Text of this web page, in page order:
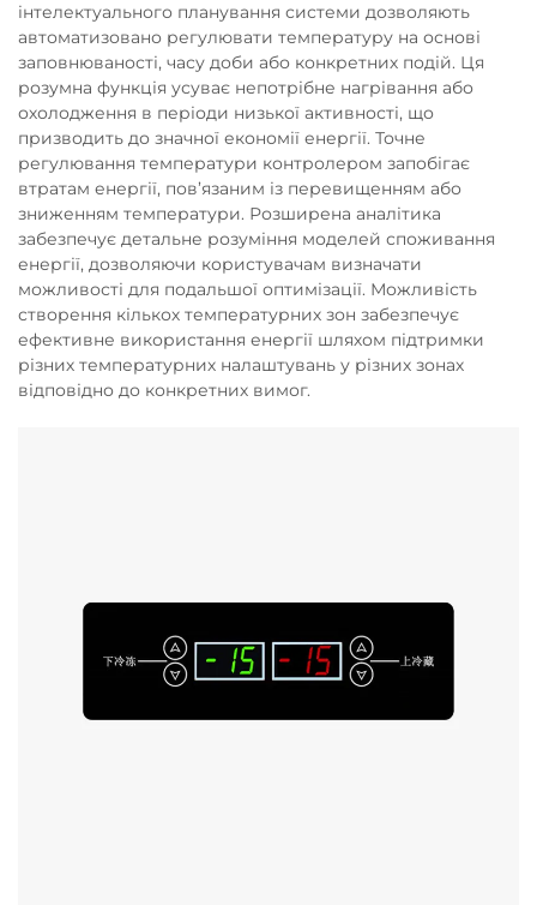
інтелектуального планування системи дозволяють
автоматизовано регулювати температуру на основі
заповнюваності, часу доби або конкретних подій. Ця
розумна функція усуває непотрібне нагрівання або
охолодження в періоди низької активності, що
призводить до значної економії енергії. Точне
регулювання температури контролером запобігає
втратам енергії, пов’язаним із перевищенням або
зниженням температури. Розширена аналітика
забезпечує детальне розуміння моделей споживання
енергії, дозволяючи користувачам визначати
можливості для подальшої оптимізації. Можливість
створення кількох температурних зон забезпечує
ефективне використання енергії шляхом підтримки
різних температурних налаштувань у різних зонах
відповідно до конкретних вимог.